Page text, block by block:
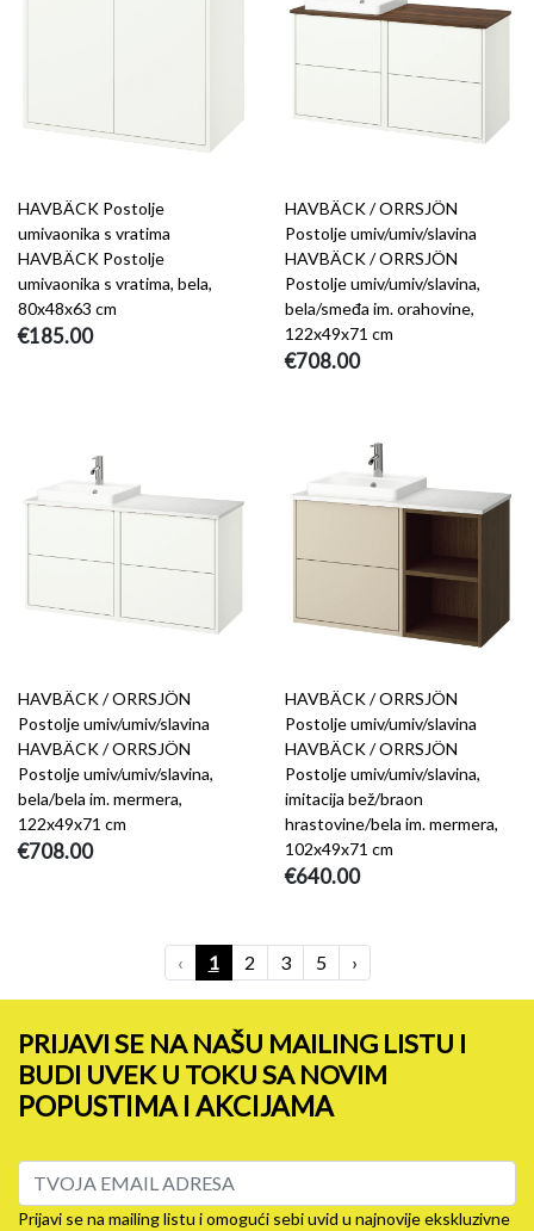
HAVBÄCK Postolje
umivaonika s vratima
HAVBÄCK Postolje
umivaonika s vratima, bela,
80x48x63 cm
€185.00
HAVBÄCK / ORRSJÖN
Postolje umiv/umiv/slavina
HAVBÄCK / ORRSJÖN
Postolje umiv/umiv/slavina,
bela/smeđa im. orahovine,
122x49x71 cm
€708.00
HAVBÄCK / ORRSJÖN
Postolje umiv/umiv/slavina
HAVBÄCK / ORRSJÖN
Postolje umiv/umiv/slavina,
bela/bela im. mermera,
122x49x71 cm
€708.00
HAVBÄCK / ORRSJÖN
Postolje umiv/umiv/slavina
HAVBÄCK / ORRSJÖN
Postolje umiv/umiv/slavina,
imitacija bež/braon
hrastovine/bela im. mermera,
102x49x71 cm
€640.00
‹ 1 2 3 5 ›
PRIJAVI SE NA NAŠU MAILING LISTU I
BUDI UVEK U TOKU SA NOVIM
POPUSTIMA I AKCIJAMA
Prijavi se na mailing listu i omogući sebi uvid u najnovije ekskluzivne